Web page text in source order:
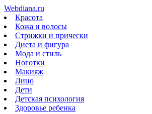
Webdiana.ru
Красота
Кожа и волосы
Стрижки и прически
Диета и фигура
Мода и стиль
Ноготки
Макияж
Лицо
Дети
Детская психология
Здоровье ребенка